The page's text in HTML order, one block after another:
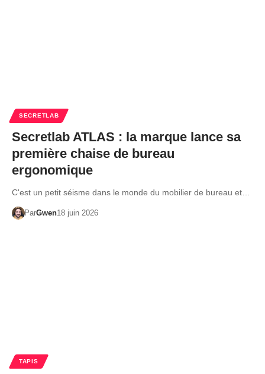
SECRETLAB
Secretlab ATLAS : la marque lance sa
première chaise de bureau
ergonomique
C'est un petit séisme dans le monde du mobilier de bureau et…
ParGwen18 juin 2026
TAPIS